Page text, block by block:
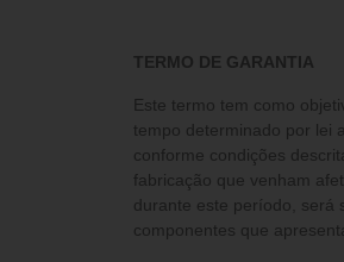
TERMO DE GARANTIA
Este termo tem como
tempo determinado por lei
conforme condições
fabricação que venham
durante este período, será
componentes que